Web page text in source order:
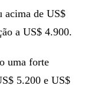
acima de US$
a US$ 4.900.
uma forte
5.200 e US$